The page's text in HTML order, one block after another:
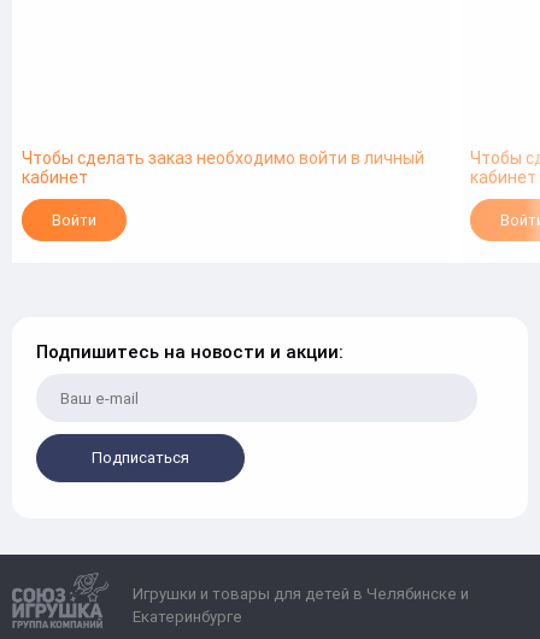
Чтобы сделать заказ необходимо войти в личный
кабинет
Войти
Чтобы
кабинет
Подпишитесь на новости и акции:
Подписаться
Игрушки и товары для детей в Челябинске и
Екатеринбурге